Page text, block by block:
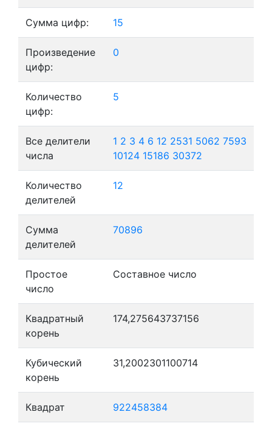
Сумма цифр: 15
Произведение
цифр:
0
Количество
цифр:
5
Все делители
числа
1 2 3 4 6 12 2531 5062 7593
10124 15186 30372
Количество
делителей
12
Сумма
делителей
70896
Простое
число
Составное число
Квадратный
корень
174,275643737156
Кубический
корень
31,2002301100714
Квадрат 922458384